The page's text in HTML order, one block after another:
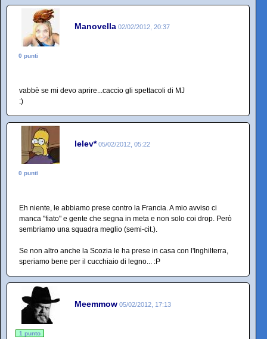
Manovella 02/02/2012, 20:37
0 punti
vabbè se mi devo aprire...caccio gli spettacoli di MJ
:)
lelev* 05/02/2012, 05:22
0 punti
Eh niente, le abbiamo prese contro la Francia. A mio avviso ci
manca "fiato" e gente che segna in meta e non solo coi drop. Però
sembriamo una squadra meglio (semi-cit.).
Se non altro anche la Scozia le ha prese in casa con l'Inghilterra,
speriamo bene per il cucchiaio di legno... :P
Meemmow 05/02/2012, 17:13
1 punto